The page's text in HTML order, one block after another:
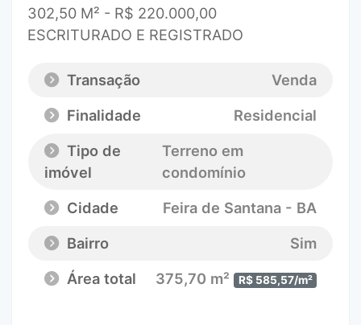
302,50 M² - R$ 220.000,00
ESCRITURADO E REGISTRADO
Transação
Venda
Finalidade
Residencial
Tipo de
imóvel
Terreno em
condomínio
Cidade
Feira de Santana - BA
Bairro
Sim
Área total
375,70 m² R$ 585,57/m²